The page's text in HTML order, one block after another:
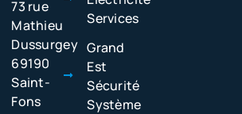
73 rue
Mathieu
Dussurgey
69190
Saint-
Fons
Services
Grand
Est
Sécurité
Système